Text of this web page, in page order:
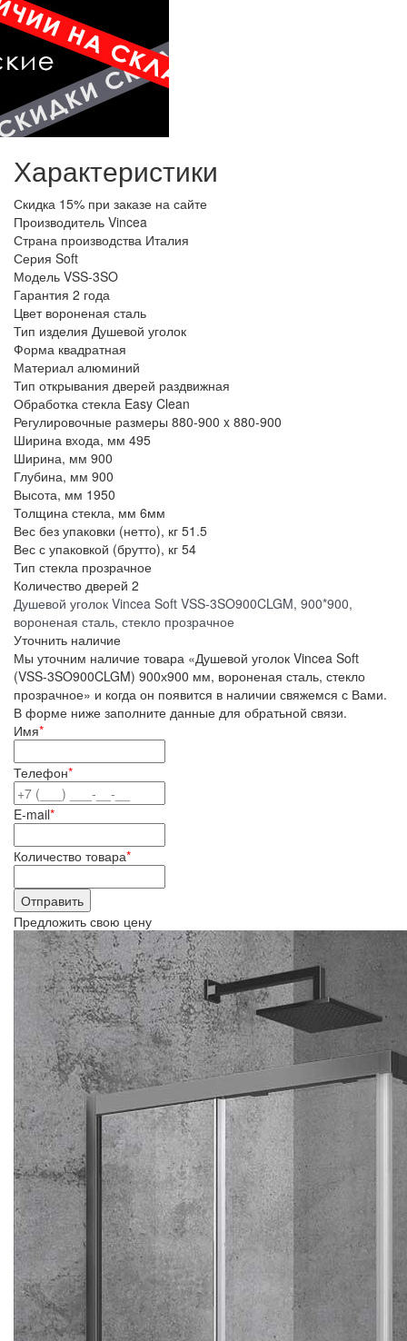
Характеристики
Скидка 15% при заказе на сайте
Производитель Vincea
Страна производства Италия
Серия Soft
Модель VSS-3SO
Гарантия 2 года
Цвет вороненая сталь
Тип изделия Душевой уголок
Форма квадратная
Материал алюминий
Тип открывания дверей раздвижная
Обработка стекла Easy Clean
Регулировочные размеры 880-900 x 880-900
Ширина входа, мм 495
Ширина, мм 900
Глубина, мм 900
Высота, мм 1950
Толщина стекла, мм 6мм
Вес без упаковки (нетто), кг 51.5
Вес с упаковкой (брутто), кг 54
Тип стекла прозрачное
Количество дверей 2
Душевой уголок Vincea Soft VSS-3SO900CLGM, 900*900,
вороненая сталь, стекло прозрачное
Уточнить наличие
Мы уточним наличие товара «Душевой уголок Vincea Soft
(VSS-3SO900CLGM) 900х900 мм, вороненая сталь, стекло
прозрачное» и когда он появится в наличии свяжемся с Вами.
В форме ниже заполните данные для обратьной связи.
Имя*
Телефон*
E-mail*
Количество товара*
Предложить свою цену